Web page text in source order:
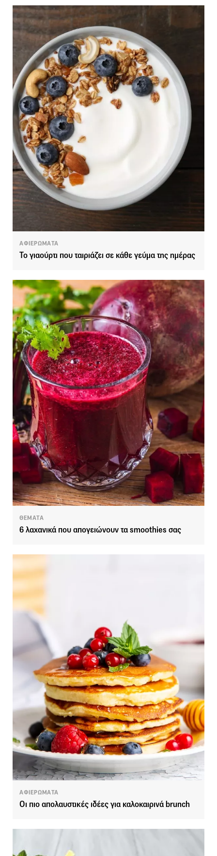
ΑΦΙΕΡΩΜΑΤΑ
Το γιαούρτι που ταιριάζει σε κάθε γεύμα της ημέρας
ΘΕΜΑΤΑ
6 λαχανικά που απογειώνουν τα smoothies σας
ΑΦΙΕΡΩΜΑΤΑ
Οι πιο απολαυστικές ιδέες για καλοκαιρινά brunch